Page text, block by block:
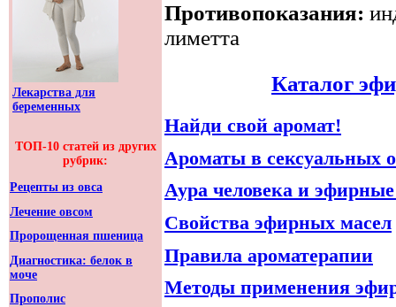
Лекарства для
беременных
ТОП-10 статей из других
рубрик:
Рецепты из овса
Лечение овсом
Пророщенная пшеница
Диагностика: белок в
моче
Прополис
Противопоказания:
лиметта
Каталог
Найди свой аромат!
Ароматы в сексуальных
Аура человека и
Свойства эфирных масел
Правила ароматерапии
Методы применения